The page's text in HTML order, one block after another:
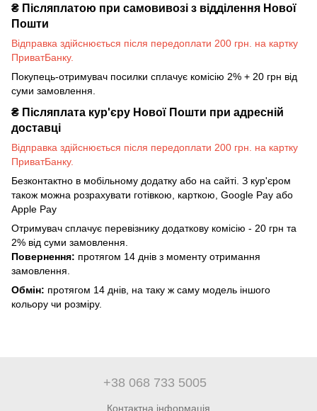
₴ Післяплатою при самовивозі з відділення Нової
Пошти
Відправка здійснюється після передоплати 200 грн. на картку
ПриватБанку.
Покупець-отримувач посилки сплачує комісію 2% + 20 грн від
суми замовлення.
₴ Післяплата кур'єру Нової Пошти при адресній
доставці
Відправка здійснюється після передоплати 200 грн. на картку
ПриватБанку.
Безконтактно в мобільному додатку або на сайті. З кур'єром
також можна розрахувати готівкою, карткою, Google Pay або
Apple Pay
Отримувач сплачує перевізнику додаткову комісію - 20 грн та
2% від суми замовлення.
Повернення: протягом 14 днів з моменту отримання
замовлення.
Обмін: протягом 14 днів, на таку ж саму модель іншого
кольору чи розміру.
+38 068 733 5005
Контактна інформація